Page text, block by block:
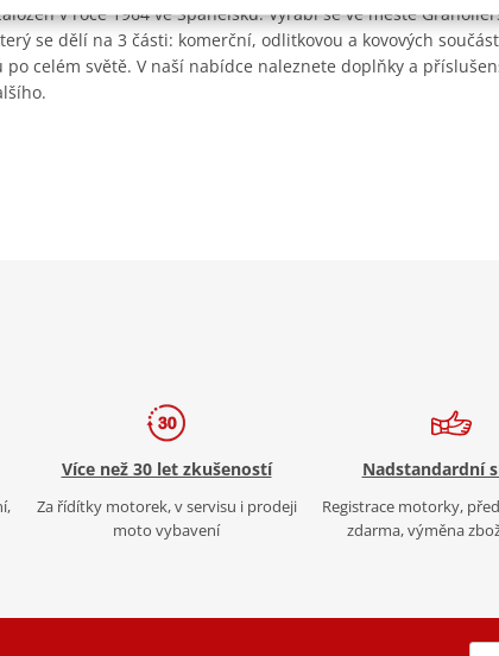
v roce 1964 ve Španělsku. Vyrábí se ve městě
se dělí na 3 části: komerční, odlitkovou a kovových
po celém světě. V naší nabídce naleznete doplňky a
Více než 30 let zkušeností
Za řídítky motorek, v servisu i prodeji
moto vybavení
Nadstandardní
Registrace motorky,
zdarma, výměna